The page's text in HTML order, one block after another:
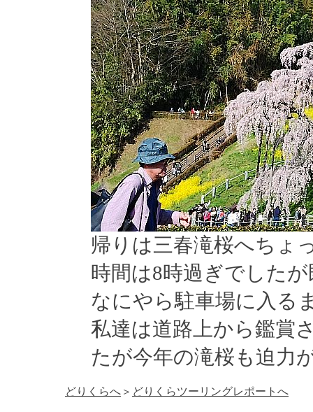
帰りは三春滝桜へちょ
時間は8時過ぎでした
なにやら駐車場に入る
私達は道路上から鑑賞
たが今年の滝桜も迫力
どりくらへ ＞ どりくらツーリングレポートへ